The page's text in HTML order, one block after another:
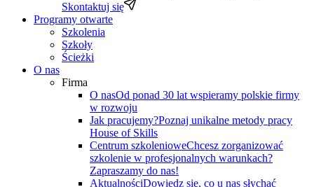
Skontaktuj się
Programy otwarte
Szkolenia
Szkoły
Ścieżki
O nas
Firma
O nasOd ponad 30 lat wspieramy polskie firmy
w rozwoju
Jak pracujemy?Poznaj unikalne metody pracy
House of Skills
Centrum szkolenioweChcesz zorganizować
szkolenie w profesjonalnych warunkach?
Zapraszamy do nas!
AktualnościDowiedz się, co u nas słychać